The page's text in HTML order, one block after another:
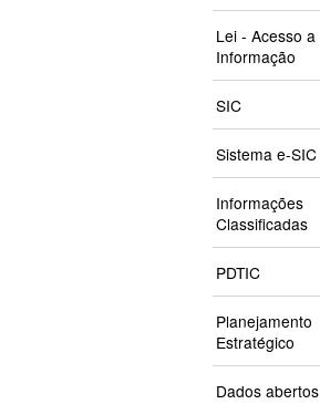
Lei - Acesso a
Informação
SIC
Sistema e-SIC
Informações
Classificadas
PDTIC
Planejamento
Estratégico
Dados abertos